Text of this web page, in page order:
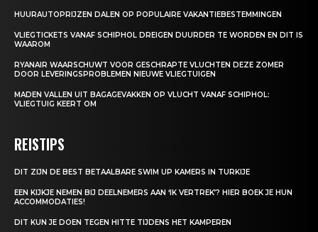
HUURAUTOPRIJZEN DALEN OP POPULAIRE VAKANTIEBESTEMMINGEN
VLIEGTICKETS VANAF SCHIPHOL DREIGEN DUURDER TE WORDEN EN DIT IS
WAAROM
RYANAIR WAARSCHUWT VOOR GESCHRAPTE VLUCHTEN DEZE ZOMER
DOOR LEVERINGSPROBLEMEN NIEUWE VLIEGTUIGEN
MADEN VALLEN UIT BAGAGEVAKKEN OP VLUCHT VANAF SCHIPHOL:
VLIEGTUIG KEERT OM
REISTIPS
DIT ZIJN DE BEST BETAALBARE SWIM UP KAMERS IN TURKIJE
EEN KIJKJE NEMEN BIJ DEELNEMERS AAN ‘IK VERTREK’? HIER BOEK JE HUN
ACCOMMODATIES!
DIT KUN JE DOEN TEGEN HITTE TIJDENS HET KAMPEREN